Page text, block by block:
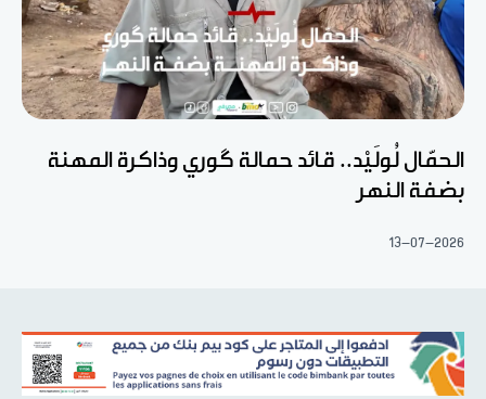
الحمّال لُولَيْد.. قائد حمالة گوري وذاكرة المهنة
بضفة النهر
13-07-2026